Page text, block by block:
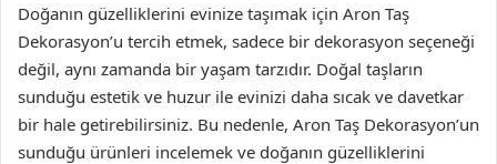
Doğanın güzelliklerini evinize taşımak için Aron Taş
Dekorasyon’u tercih etmek, sadece bir dekorasyon seçeneği
değil, aynı zamanda bir yaşam tarzıdır. Doğal taşların
sunduğu estetik ve huzur ile evinizi daha sıcak ve davetkar
bir hale getirebilirsiniz. Bu nedenle, Aron Taş Dekorasyon’un
sunduğu ürünleri incelemek ve doğanın güzelliklerini